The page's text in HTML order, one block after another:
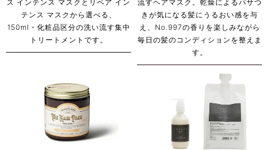
ス インテンス マスクとリペア イン
テンス マスクから選べる、
150ml・化粧品区分の洗い流す集中
トリートメントです。
流すヘアマスク。乾燥によるパサつ
きが気になる髪にうるおい感を与
え、No.997の香りを楽しみながら
毎日の髪のコンディションを整えま
す。